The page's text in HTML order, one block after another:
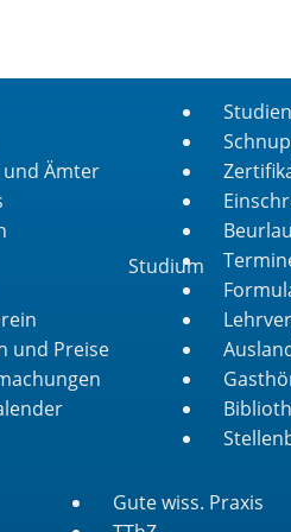
Ämter
und Preise
Studium
Gute wiss. Praxis